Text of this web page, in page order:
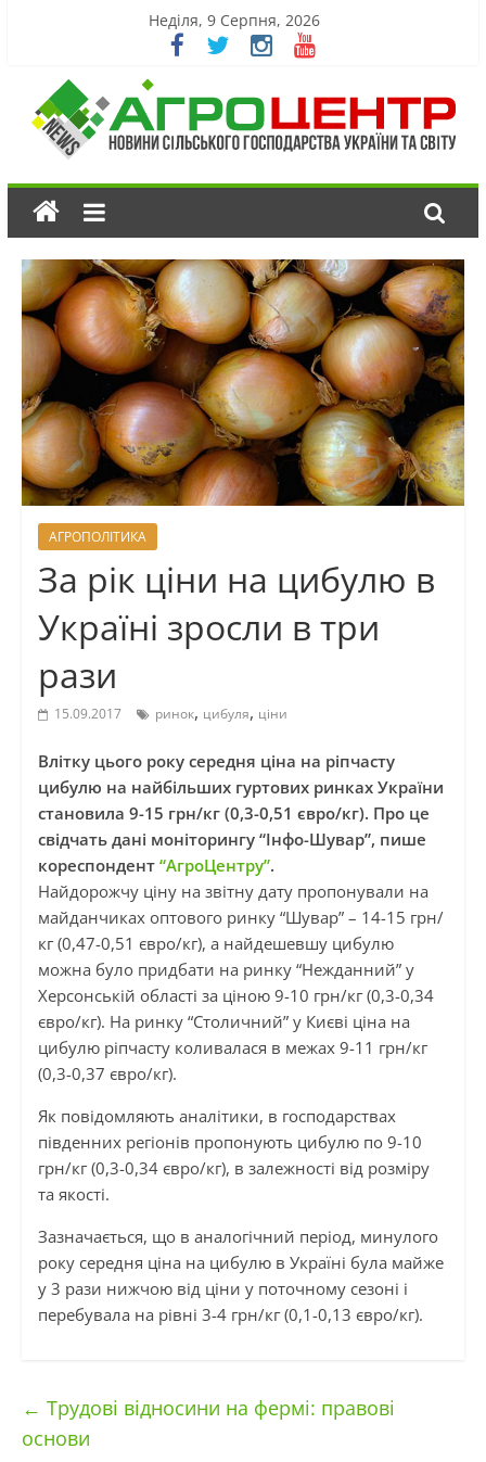
Неділя, 9 Серпня, 2026
АГРОПОЛІТИКА
За рік ціни на цибулю в
Україні зросли в три
рази
15.09.2017 ринок, цибуля, ціни
Влітку цього року середня ціна на ріпчасту
цибулю на найбільших гуртових ринках України
становила 9-15 грн/кг (0,3-0,51 євро/кг). Про це
свідчать дані моніторингу “Інфо-Шувар”, пише
кореспондент“АгроЦентру”.
Найдорожчу ціну на звітну дату пропонували на
майданчиках оптового ринку “Шувар” – 14-15 грн/
кг (0,47-0,51 євро/кг), а найдешевшу цибулю
можна було придбати на ринку “Нежданний” у
Херсонській області за ціною 9-10 грн/кг (0,3-0,34
євро/кг). На ринку “Столичний” у Києві ціна на
цибулю ріпчасту коливалася в межах 9-11 грн/кг
(0,3-0,37 євро/кг).
Як повідомляють аналітики, в господарствах
південних регіонів пропонують цибулю по 9-10
грн/кг (0,3-0,34 євро/кг), в залежності від розміру
та якості.
Зазначається, що в аналогічний період, минулого
року середня ціна на цибулю в Україні була майже
у 3 рази нижчою від ціни у поточному сезоні і
перебувала на рівні 3-4 грн/кг (0,1-0,13 євро/кг).
← Трудові відносини на фермі: правові
основи